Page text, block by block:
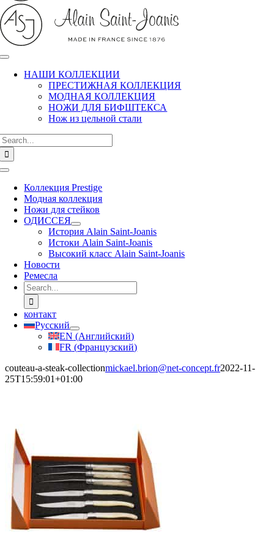
НАШИ КОЛЛЕКЦИИ
ПРЕСТИЖНАЯ КОЛЛЕКЦИЯ
МОДНАЯ КОЛЛЕКЦИЯ
НОЖИ ДЛЯ БИФШТЕКСА
Нож из цельной стали
Toggle
NavigationКоллекция Prestige
Модная коллекция
Ножи для стейков
ОДИССЕЯ
История Alain Saint-Joanis
Истоки Alain Saint-Joanis
Высокий класс Alain Saint-Joanis
Новости
Ремесла
Search
for:
контакт
Русский
EN (Английский)
FR (Французский)
couteau-a-steak-collectionmickael.brion@net-concept.fr2022-11-
25T15:59:01+01:00